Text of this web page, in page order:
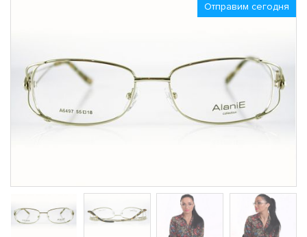
Отправим сегодня